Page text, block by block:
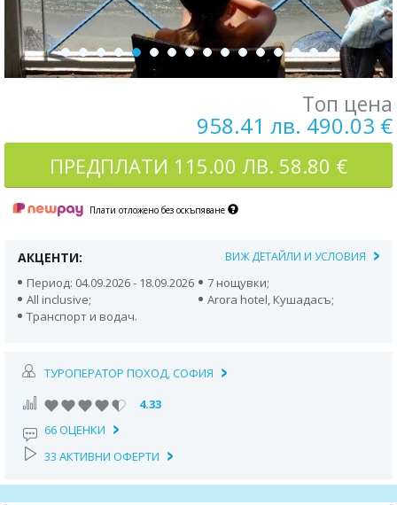
Топ цена
958.41 лв. 490.03 €
ПРЕДПЛАТИ 115.00 ЛВ. 58.80 €
Плати отложено без оскъпяване
АКЦЕНТИ: ВИЖ ДЕТАЙЛИ И УСЛОВИЯ
Период: 04.09.2026 - 18.09.2026
7 нощувки;
All inclusive;
Arora hotel, Кушадасъ;
Транспорт и водач.
ТУРОПЕРАТОР ПОХОД, СОФИЯ
4.33
66 ОЦЕНКИ
33 АКТИВНИ ОФЕРТИ